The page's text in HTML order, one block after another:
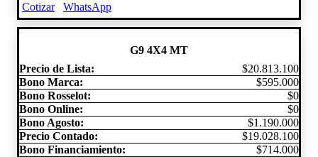
Cotizar WhatsApp
G9 4X4 MT
Precio de Lista:
$20.813.100
Bono Marca:
$595.000
Bono Rosselot:
$0
Bono Online:
$0
Bono Agosto:
$1.190.000
Precio Contado:
$19.028.100
Bono Financiamiento:
$714.000